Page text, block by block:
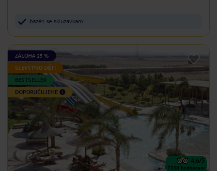
bazén se skluzavkami
ZÁLOHA 25 %
SLEVY PRO DĚTI
BESTSELLER
DOPORUČUJEME
4.6/5
7338 hodnocení